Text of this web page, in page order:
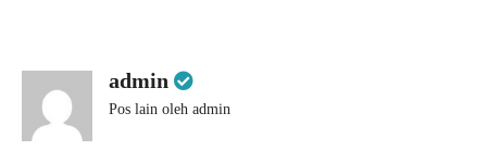
admin
Pos lain oleh admin